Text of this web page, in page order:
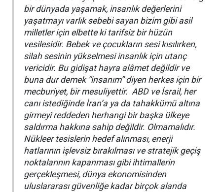
bir dünyada yaşamak, insanlık değerlerini
yaşatmayı varlık sebebi sayan bizim gibi asil
milletler için elbette ki tarifsiz bir hüzün
vesilesidir. Bebek ve çocukların sesi kısılırken,
silah sesinin yükselmesi insanlık için utanç
vericidir. Bu gidişat hayra alâmet değildir ve
buna dur demek “insanım” diyen herkes için bir
mecburiyet, bir mesuliyettir. ABD ve İsrail, her
canı istediğinde İran’a ya da tahakkümü altına
girmeyi reddeden herhangi bir başka ülkeye
saldırma hakkına sahip değildir. Olmamalıdır.
Nükleer tesislerin hedef alınması, enerji
hatlarının işlevsiz bırakılması ve stratejik geçiş
noktalarının kapanması gibi ihtimallerin
gerçekleşmesi, dünya ekonomisinden
uluslararası güvenliğe kadar birçok alanda